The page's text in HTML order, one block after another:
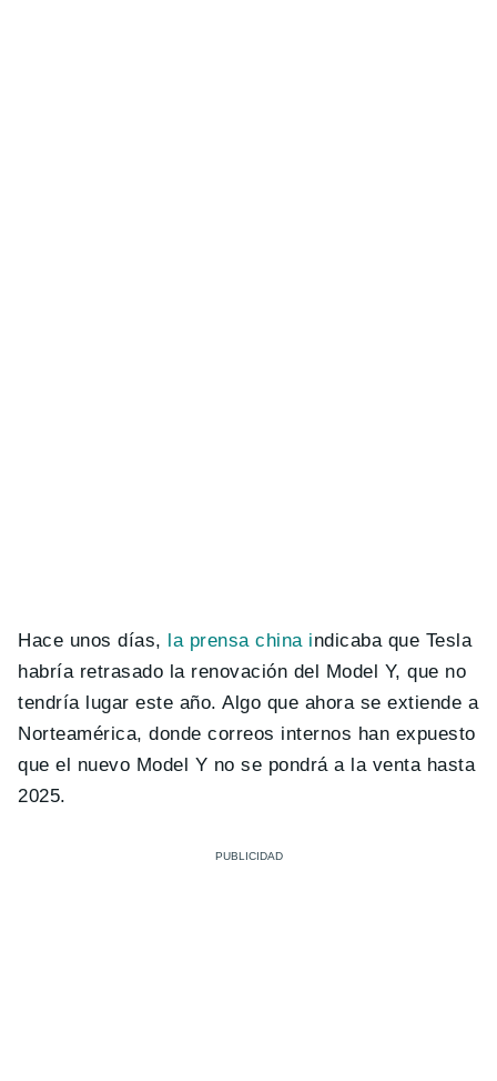
Hace unos días, la prensa china indicaba que Tesla
habría retrasado la renovación del Model Y, que no
tendría lugar este año. Algo que ahora se extiende a
Norteamérica, donde correos internos han expuesto
que el nuevo Model Y no se pondrá a la venta hasta
2025.